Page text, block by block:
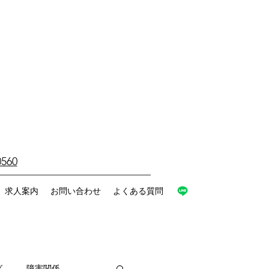
求人案内 お問い合わせ よくある質問